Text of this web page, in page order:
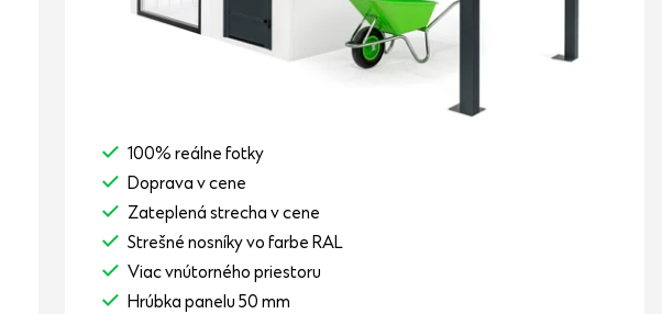
100% reálne fotky
Doprava v cene
Zateplená strecha v cene
Strešné nosníky vo farbe RAL
Viac vnútorného priestoru
Hrúbka panelu 50 mm